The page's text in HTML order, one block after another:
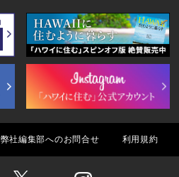
弊社編集部へのお問合せ 利用規約